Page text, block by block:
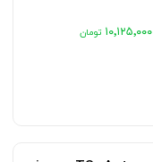
۱۰٬۱۲۵٬۰۰۰